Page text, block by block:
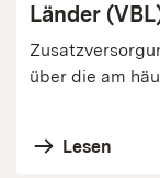
Länder
über die am
Lesen